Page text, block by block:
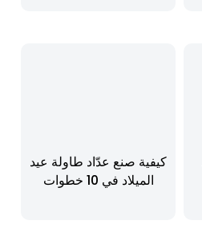
كيفية صنع عدّاد طاولة عيد
الميلاد في 10 خطوات